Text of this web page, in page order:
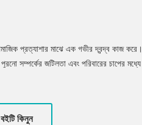
প্রত্যাশার মাঝে এক গভীর দ্বন্দ্ব কাজ করে।
পুরনো সম্পর্কের জটিলতা এবং পরিবারের চাপের মধ্যে
দ্বিধা ও গ্যামোফোবিয়ার (বিয়ের প্রতি
বইটি কিনুন